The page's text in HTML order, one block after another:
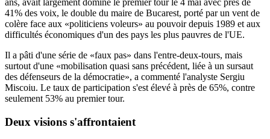
ans, avait largement dominé le premier tour le 4 mai avec près de
41% des voix, le double du maire de Bucarest, porté par un vent de
colère face aux «politiciens voleurs» au pouvoir depuis 1989 et aux
difficultés économiques d'un des pays les plus pauvres de l'UE.
Il a pâti d'une série de «faux pas» dans l'entre-deux-tours, mais
surtout d'une «mobilisation quasi sans précédent, liée à un sursaut
des défenseurs de la démocratie», a commenté l'analyste Sergiu
Miscoiu. Le taux de participation s'est élevé à près de 65%, contre
seulement 53% au premier tour.
Deux visions s'affrontaient